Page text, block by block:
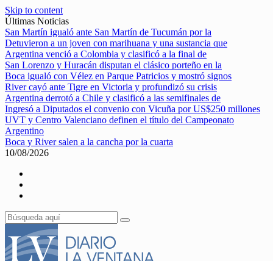
Skip to content
Últimas Noticias
San Martín igualó ante San Martín de Tucumán por la
Detuvieron a un joven con marihuana y una sustancia que
Argentina venció a Colombia y clasificó a la final de
San Lorenzo y Huracán disputan el clásico porteño en la
Boca igualó con Vélez en Parque Patricios y mostró signos
River cayó ante Tigre en Victoria y profundizó su crisis
Argentina derrotó a Chile y clasificó a las semifinales de
Ingresó a Diputados el convenio con Vicuña por US$250 millones
UVT y Centro Valenciano definen el título del Campeonato
Argentino
Boca y River salen a la cancha por la cuarta
10/08/2026